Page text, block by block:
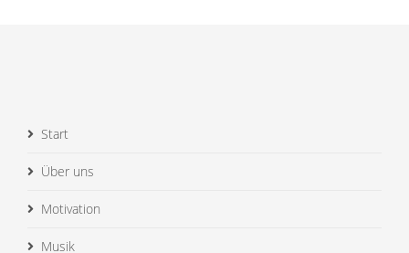
Start
Über uns
Motivation
Musik